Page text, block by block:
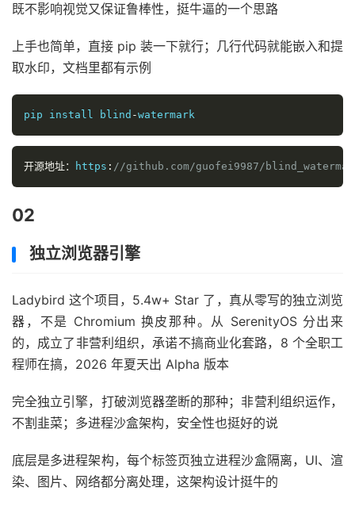
既不影响视觉又保证鲁棒性，挺牛逼的一个思路
上手也简单，直接 pip 装一下就行；几行代码就能嵌入和提
取水印，文档里都有示例
pip install blind -watermark
开源地址： https : //github.com/guofei9987/
02
独立浏览器引擎
Ladybird 这个项目，5.4w+ Star 了，真从零写的独立浏览
器，不是 Chromium 换皮那种。从 SerenityOS 分出来
的，成立了非营利组织，承诺不搞商业化套路，8 个全职工
程师在搞，2026 年夏天出 Alpha 版本
完全独立引擎，打破浏览器垄断的那种；非营利组织运作，
不割韭菜；多进程沙盒架构，安全性也挺好的说
底层是多进程架构，每个标签页独立进程沙盒隔离，UI、渲
染、图片、网络都分离处理，这架构设计挺牛的